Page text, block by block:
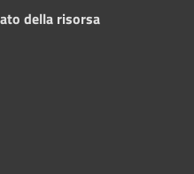
della risorsa